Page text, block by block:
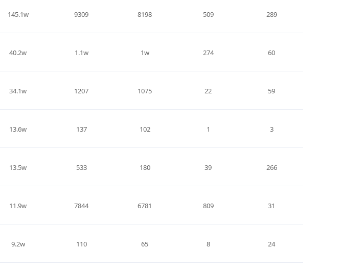
145.1w 9309 8198 509 289
40.2w 1.1w 1w 274 60
34.1w 1207 1075 22 59
13.6w 137 102 1 3
13.5w 533 180 39 266
11.9w 7844 6781 809 31
9.2w 110 65 8 24